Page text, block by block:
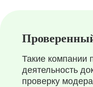
Такие компании
деятельность
проверку